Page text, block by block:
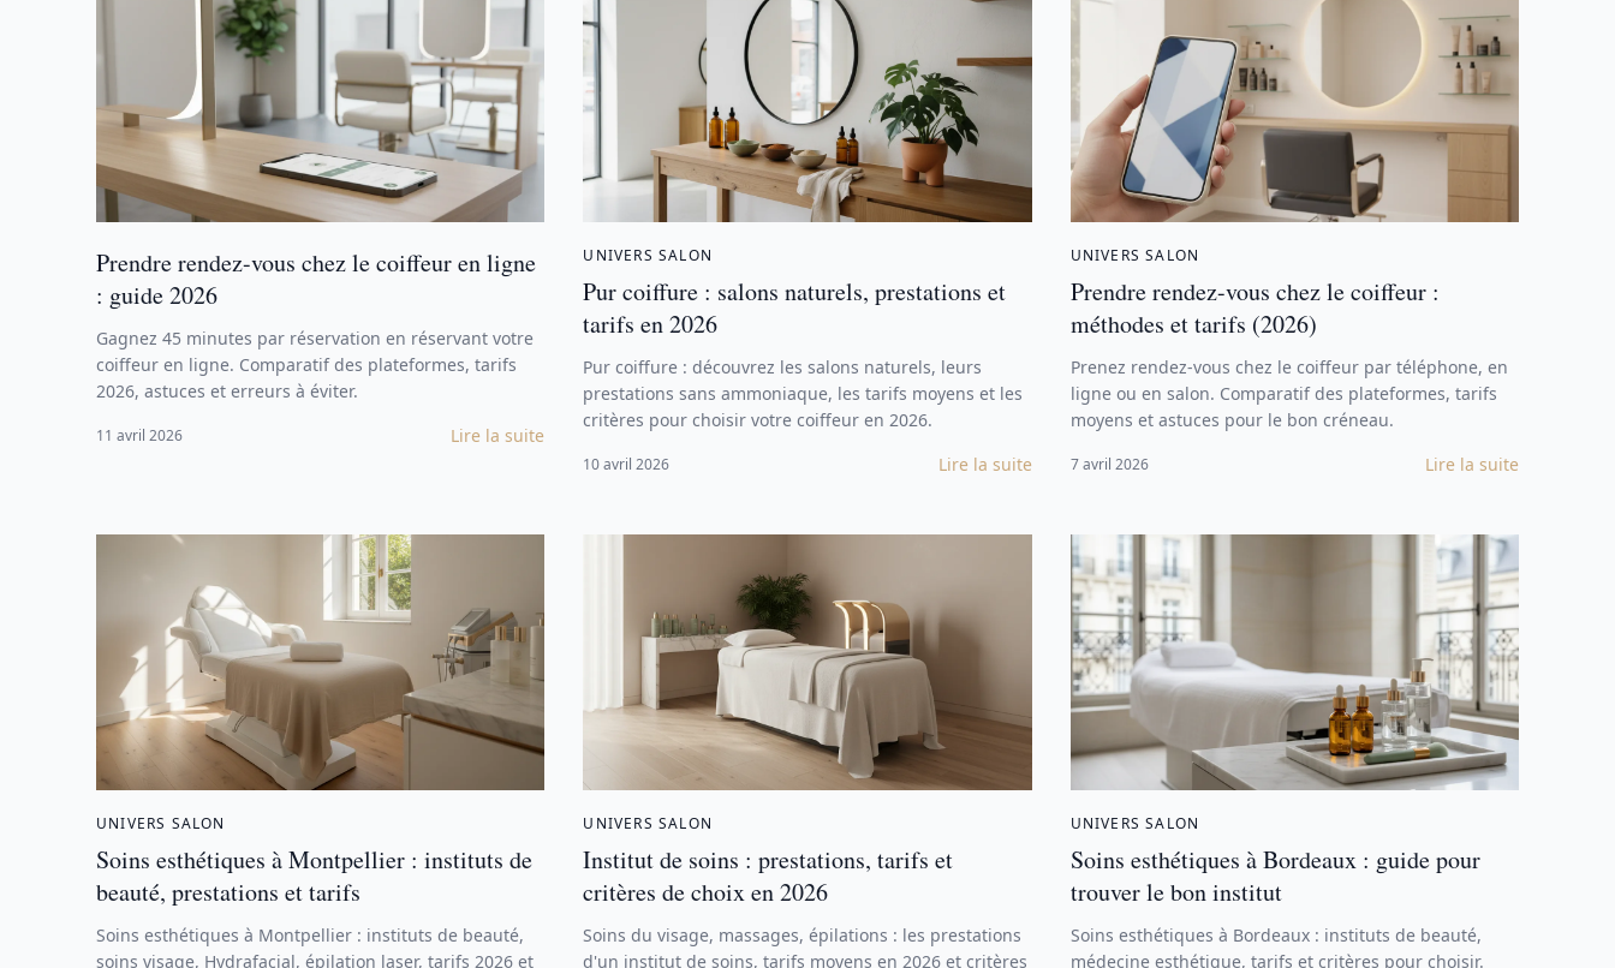
Prendre rendez-vous chez le coiffeur en ligne
: guide 2026
Gagnez 45 minutes par réservation en réservant votre
coiffeur en ligne. Comparatif des plateformes, tarifs
2026, astuces et erreurs à éviter.
11 avril 2026 Lire la suite
UNIVERS SALON
Pur coiffure : salons naturels, prestations et
tarifs en 2026
Pur coiffure : découvrez les salons naturels, leurs
prestations sans ammoniaque, les tarifs moyens et les
critères pour choisir votre coiffeur en 2026.
10 avril 2026 Lire la suite
UNIVERS SALON
Prendre rendez-vous chez le coiffeur :
méthodes et tarifs (2026)
Prenez rendez-vous chez le coiffeur par téléphone, en
ligne ou en salon. Comparatif des plateformes, tarifs
moyens et astuces pour le bon créneau.
7 avril 2026 Lire la suite
UNIVERS SALON
Soins esthétiques à Montpellier : instituts de
beauté, prestations et tarifs
Soins esthétiques à Montpellier : instituts de beauté,
soins visage, Hydrafacial, épilation laser, tarifs 2026 et
UNIVERS SALON
Institut de soins : prestations, tarifs et
critères de choix en 2026
Soins du visage, massages, épilations : les prestations
d'un institut de soins, tarifs moyens en 2026 et critères
UNIVERS SALON
Soins esthétiques à Bordeaux : guide pour
trouver le bon institut
Soins esthétiques à Bordeaux : instituts de beauté,
médecine esthétique, tarifs et critères pour choisir.